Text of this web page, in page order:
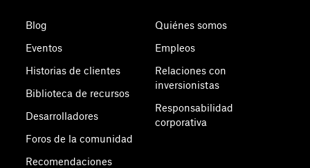
Blog
Eventos
Historias de clientes
Biblioteca de recursos
Desarrolladores
Foros de la comunidad
Recomendaciones
Quiénes somos
Empleos
Relaciones con
inversionistas
Responsabilidad
corporativa